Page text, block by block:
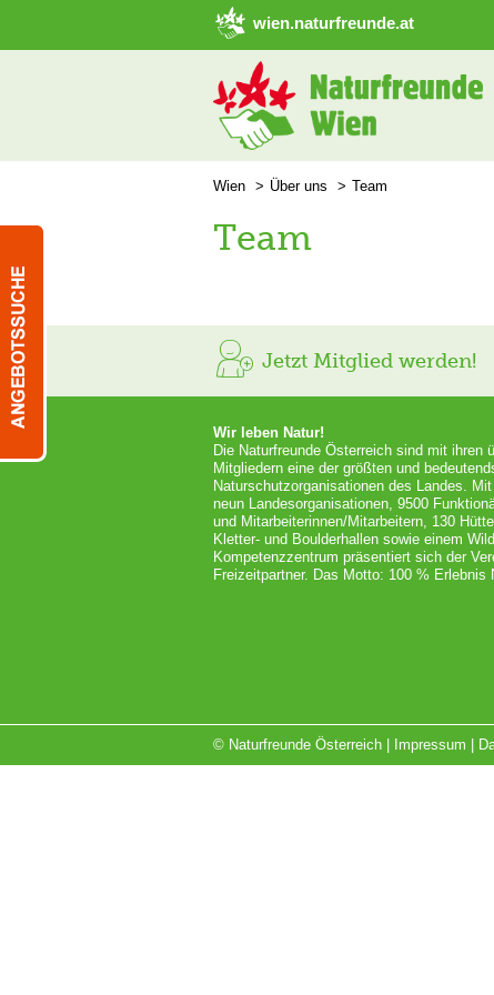
➜ Hauptregion der Seite anspringen
wien.naturfreunde.at
Wien Über uns Team
Team
Jetzt Mitglied werden!
Wir leben Natur!
Die Naturfreunde Österreich sind mit ihren
Mitgliedern eine der größten und
Naturschutzorganisationen des Landes.
neun Landesorganisationen, 9500
und Mitarbeiterinnen/Mitarbeitern, 130
Kletter- und Boulderhallen sowie einem
Kompetenzzentrum präsentiert sich der
Freizeitpartner. Das Motto: 100 % Erlebnis
© Naturfreunde Österreich | Impressum